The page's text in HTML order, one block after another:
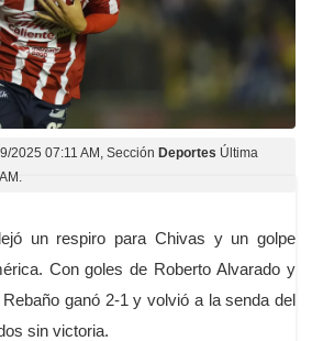
2025 07:11 AM , Sección Deportes Última
un respiro para Chivas y un golpe
Con goles de Roberto Alvarado y
ganó 2-1 y volvió a la senda del
sin victoria.